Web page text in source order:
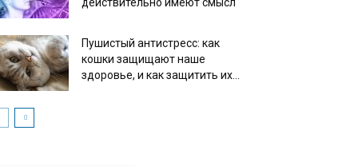
Пушистый антистресс: как
кошки защищают наше
здоровье, и как защитить их...